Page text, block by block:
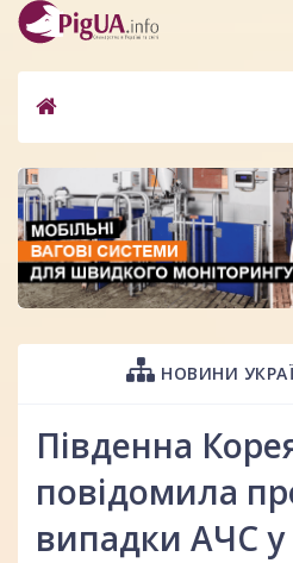
НОВИНИ
Південна
повідомила
випадки АЧС у